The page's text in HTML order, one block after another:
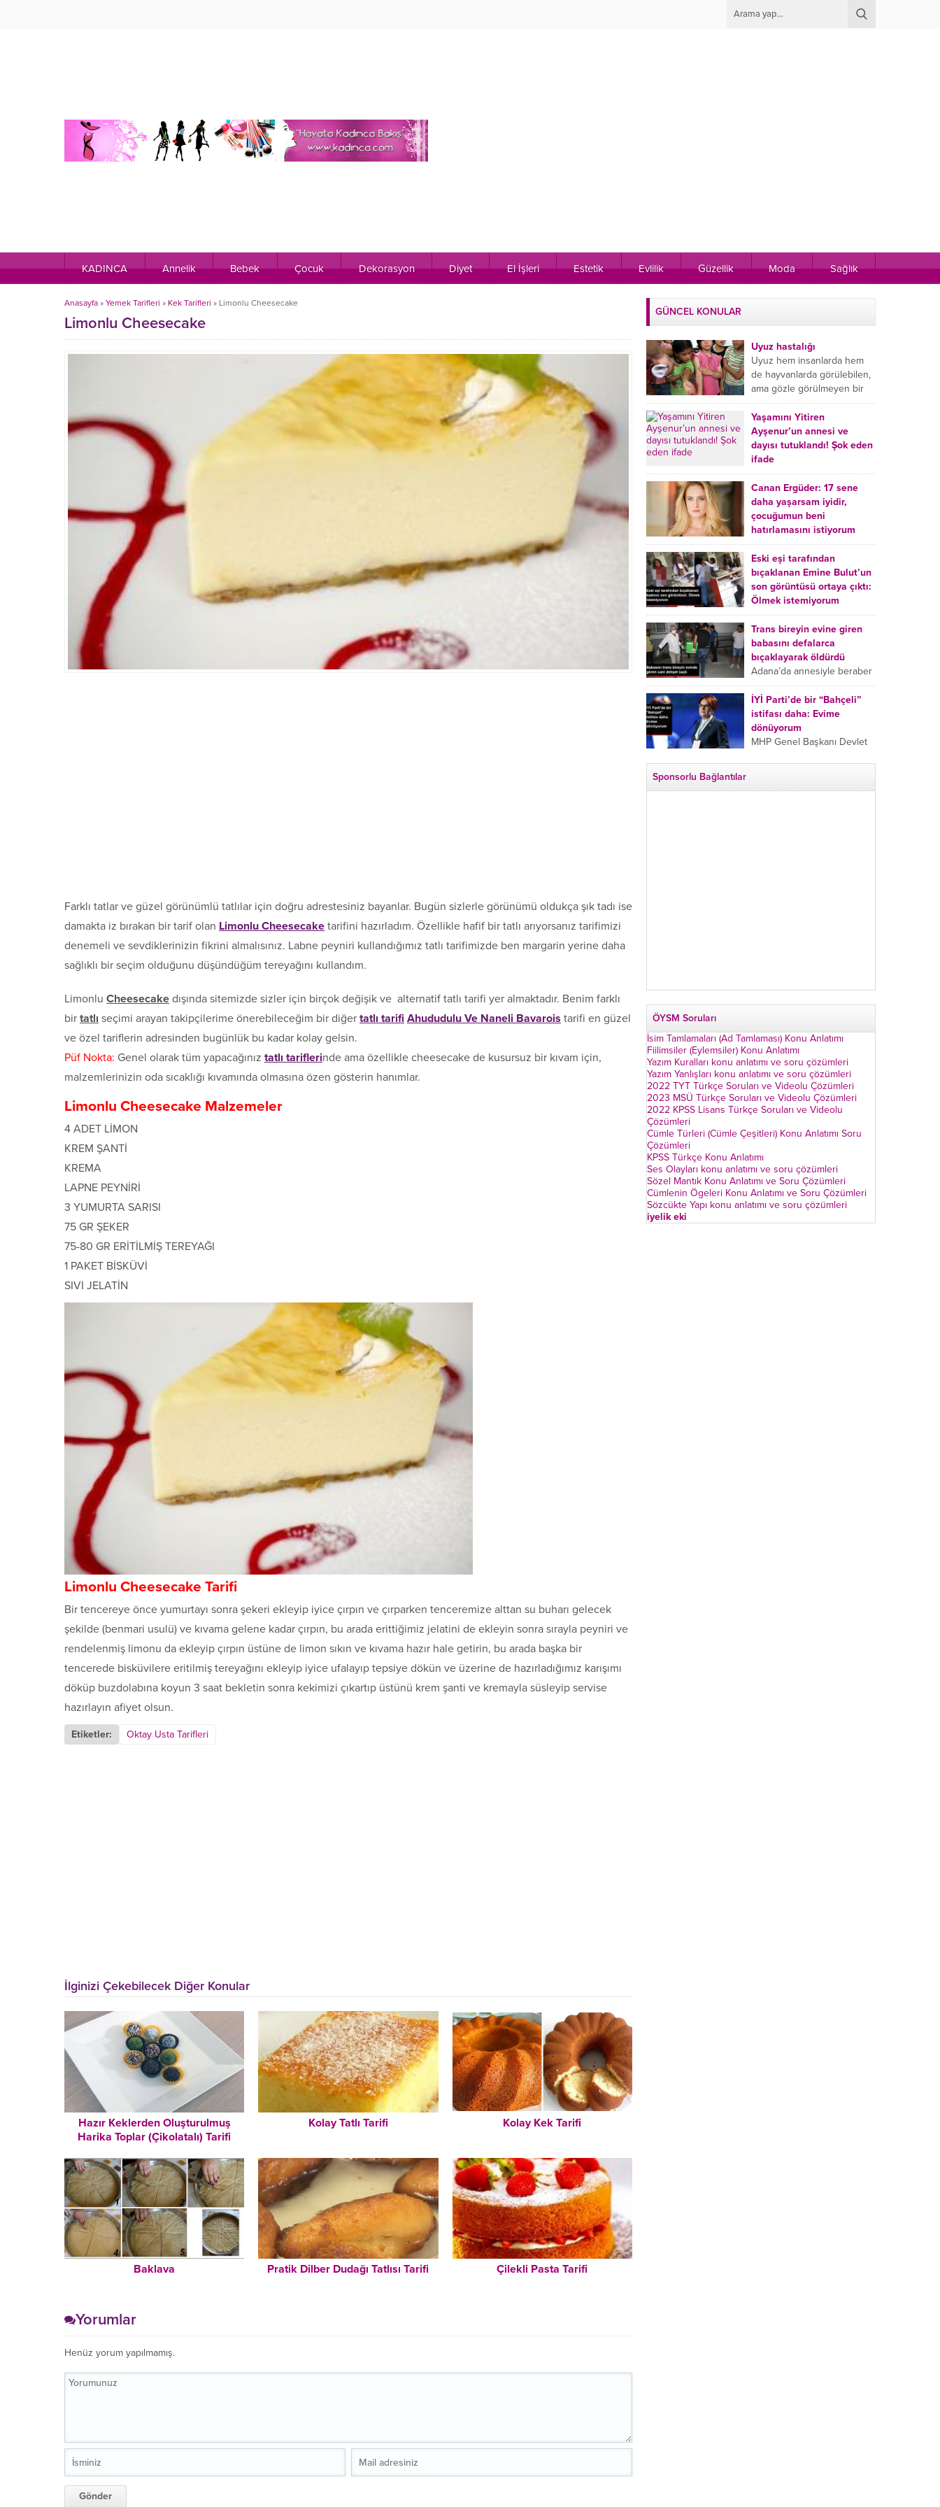
KADINCA Annelik Bebek Çocuk Dekorasyon Diyet El İşleri Estetik Evlilik Güzellik Moda Sağlık
Anasayfa » Yemek Tarifleri » Kek Tarifleri » Limonlu Cheesecake
Limonlu Cheesecake
Farklı tatlar ve güzel görünümlü tatlılar için doğru adrestesiniz bayanlar. Bugün sizlerle görünümü oldukça şık tadı ise
damakta iz bırakan bir tarif olan Limonlu Cheesecake tarifini hazırladım. Özellikle hafif bir tatlı arıyorsanız tarifimizi
denemeli ve sevdiklerinizin fikrini almalısınız. Labne peyniri kullandığımız tatlı tarifimizde ben margarin yerine daha
sağlıklı bir seçim olduğunu düşündüğüm tereyağını kullandım.
Limonlu Cheesecake dışında sitemizde sizler için birçok değişik ve alternatif tatlı tarifi yer almaktadır. Benim farklı
bir tatlı seçimi arayan takipçilerime önerebileceğim bir diğer tatlı tarifi Ahududulu Ve Naneli Bavarois tarifi en güzel
ve özel tariflerin adresinden bugünlük bu kadar kolay gelsin.
Püf Nokta: Genel olarak tüm yapacağınız tatlı tariflerinde ama özellikle cheesecake de kusursuz bir kıvam için,
malzemlerinizin oda sıcaklığı kıvamında olmasına özen gösterin hanımlar.
Limonlu Cheesecake Malzemeler
4 ADET LİMON
KREM ŞANTİ
KREMA
LAPNE PEYNİRİ
3 YUMURTA SARISI
75 GR ŞEKER
75-80 GR ERİTİLMİŞ TEREYAĞI
1 PAKET BİSKÜVİ
SIVI JELATİN
Limonlu Cheesecake Tarifi
Bir tencereye önce yumurtayı sonra şekeri ekleyip iyice çırpın ve çırparken tenceremize alttan su buharı gelecek
şekilde (benmari usulü) ve kıvama gelene kadar çırpın, bu arada erittiğimiz jelatini de ekleyin sonra sırayla peyniri ve
rendelenmiş limonu da ekleyip çırpın üstüne de limon sıkın ve kıvama hazır hale getirin, bu arada başka bir
tencerede bisküvilere eritilmiş tereyağını ekleyip iyice ufalayıp tepsiye dökün ve üzerine de hazırladığımız karışımı
döküp buzdolabına koyun 3 saat bekletin sonra kekimizi çıkartıp üstünü krem şanti ve kremayla süsleyip servise
hazırlayın afiyet olsun.
Etiketler: Oktay Usta Tarifleri
İlginizi Çekebilecek Diğer Konular
Hazır Keklerden Oluşturulmuş
Harika Toplar (Çikolatalı) Tarifi
Kolay Tatlı Tarifi Kolay Kek Tarifi
Baklava Pratik Dilber Dudağı Tatlısı Tarifi Çilekli Pasta Tarifi
Yorumlar
Henüz yorum yapılmamış.
GÜNCEL KONULAR
Uyuz hastalığı
Uyuz hem insanlarda hem
de hayvanlarda görülebilen,
ama gözle görülmeyen bir
tür mikroplu böcek
hastalığıdır. Uyuz hastalığı
(Urticaria), deride veya...
Yaşamını Yitiren
Ayşenur’un annesi ve
dayısı tutuklandı! Şok eden
ifade
Burdur’da yatağında ölü
bulunan Ayşenur Kazık’ın (2)
annesi Kader Karadeniz (23)
ile dayısı Hızır Tunç
Çetinkaya (19) tutuklandı.
Çetinkaya, ifadesinde...
Canan Ergüder: 17 sene
daha yaşarsam iyidir,
çocuğumun beni
hatırlamasını istiyorum
Kanser tedavisi gören ünlü
oyuncu Canan Ergüder,
hastalık sürecini anlattı:
Meme kanserine yakalanan
ünlü oyuncu Canan Ergüder
aklıma ilk ölümün...
Eski eşi tarafından
bıçaklanan Emine Bulut’un
son görüntüsü ortaya çıktı:
Ölmek istemiyorum
Kırıkkale’de eski eşi
tarafından boğazından
bıçaklanan Emine Bulut’un
“Ben ölmek istemiyorum”
demesi ve yanında bulunan
10 yaşındaki kızının “Anne
lütfen...
Trans bireyin evine giren
babasını defalarca
bıçaklayarak öldürdü
Adana’da annesiyle beraber
takip ettiği babasının trans
bireyin evine girdiği gören
cani, babasını vücudunun
çeşitli yerlerinden
bıçaklayarak öldürdü.
İYİ Parti’de bir “Bahçeli”
istifası daha: Evime
dönüyorum
MHP Genel Başkanı Devlet
Sponsorlu Bağlantılar
ÖYSM Soruları
İsim Tamlamaları (Ad Tamlaması) Konu Anlatımı
Fiilimsiler (Eylemsiler) Konu Anlatımı
Yazım Kuralları konu anlatımı ve soru çözümleri
Yazım Yanlışları konu anlatımı ve soru çözümleri
2022 TYT Türkçe Soruları ve Videolu Çözümleri
2023 MSÜ Türkçe Soruları ve Videolu Çözümleri
2022 KPSS Lisans Türkçe Soruları ve Videolu
Çözümleri
Cümle Türleri (Cümle Çeşitleri) Konu Anlatımı Soru
Çözümleri
KPSS Türkçe Konu Anlatımı
Ses Olayları konu anlatımı ve soru çözümleri
Sözel Mantık Konu Anlatımı ve Soru Çözümleri
Cümlenin Ögeleri Konu Anlatımı ve Soru Çözümleri
Sözcükte Yapı konu anlatımı ve soru çözümleri
iyelik eki